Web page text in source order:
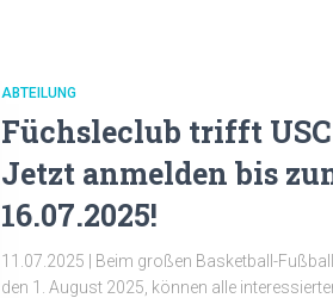
ABTEILUNG
Füchsleclub trifft
Jetzt anmelden bis
16.07.2025!
11.07.2025 | Beim großen Basketball-
den 1. August 2025, können alle